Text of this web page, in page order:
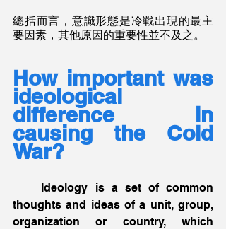
總括而言，意識形態是冷戰出現的最主
要因素，其他原因的重要性並不及之。
How important was
ideological
difference in
causing the Cold
War?
thoughts and ideas of a unit, group,
organization or country, which